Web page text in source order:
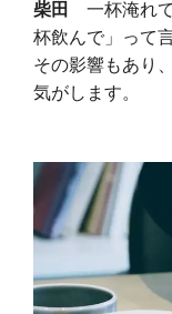
柴田
一杯淹れ
杯飲んで」って
その影響もあり
気がします。